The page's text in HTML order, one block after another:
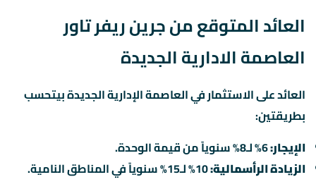
العائد المتوقع من جرين ريفر تاور
العاصمة الادارية الجديدة
العائد على الاستثمار في العاصمة الإدارية الجديدة بيتحسب
بطريقتين:
الإيجار:6% لـ8% سنوياً من قيمة الوحدة.
الزيادة الرأسمالية:10% لـ15% سنوياً في المناطق النامية.